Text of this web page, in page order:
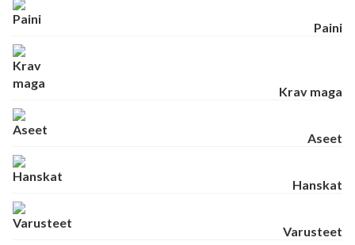
Paini
Krav maga
Aseet
Hanskat
Varusteet